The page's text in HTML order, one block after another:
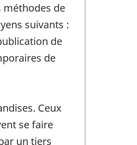
méthodes de
suivants :
de
de
Ceux
se faire
un tiers